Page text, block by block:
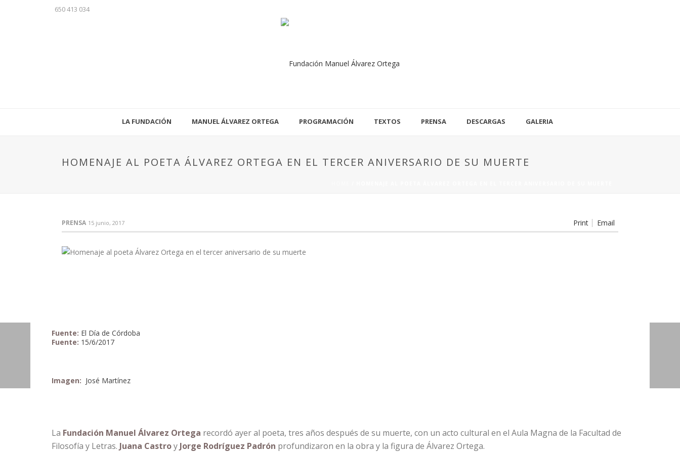
650 413 034
LA FUNDACIÓN MANUEL ÁLVAREZ ORTEGA PROGRAMACIÓN TEXTOS PRENSA DESCARGAS GALERIA
HOMENAJE AL POETA ÁLVAREZ ORTEGA EN EL TERCER ANIVERSARIO DE SU MUERTE
Print Email
PRENSA 15 junio, 2017
Fuente: El Día de Córdoba
Fuente: 15/6/2017
Imagen: José Martínez
La Fundación Manuel Álvarez Ortega recordó ayer al poeta, tres años después de su muerte, con un acto cultural en el Aula Magna de la Facultad de
Filosofía y Letras. Juana Castroy Jorge Rodríguez Padrón profundizaron en la obra y la figura de Álvarez Ortega.